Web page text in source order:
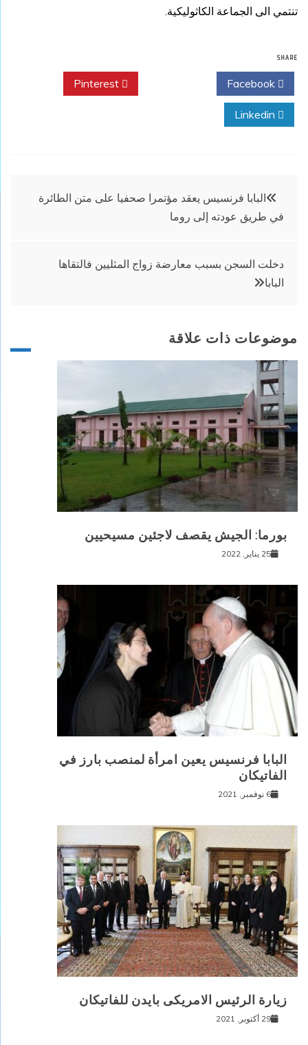
تنتمي الى الجماعة الكاثوليكية.
SHARE
تصفّح
المقالات
البابا فرنسيس يعقد مؤتمرا صحفيا على متن الطائرة
في طريق عودته إلى روما
دخلت السجن بسبب معارضة زواج المثليين فالتقاها
البابا
موضوعات ذات علاقة
بورما: الجيش يقصف لاجئين مسيحيين
25 يناير, 2022
البابا فرنسيس يعين امرأة لمنصب بارز في
الفاتيكان
6 نوفمبر, 2021
زيارة الرئيس الامريكى بايدن للفاتيكان
29 أكتوبر, 2021